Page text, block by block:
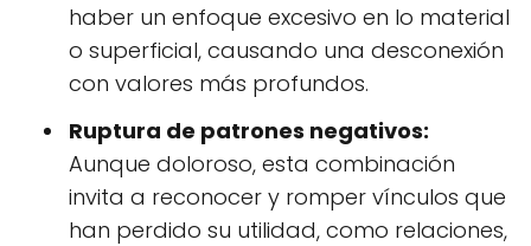
haber un enfoque excesivo en lo material
o superficial, causando una desconexión
con valores más profundos.
Ruptura de patrones negativos:
Aunque doloroso, esta combinación
invita a reconocer y romper vínculos que
han perdido su utilidad, como relaciones,